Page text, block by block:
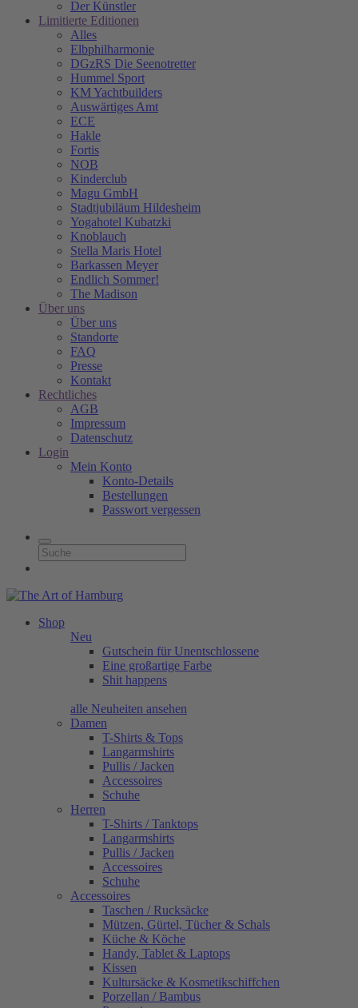
Der Künstler
Limitierte Editionen
Alles
Elbphilharmonie
DGzRS Die Seenotretter
Hummel Sport
KM Yachtbuilders
Auswärtiges Amt
ECE
Hakle
Fortis
NOB
Kinderclub
Magu GmbH
Stadtjubiläum Hildesheim
Yogahotel Kubatzki
Knoblauch
Stella Maris Hotel
Barkassen Meyer
Endlich Sommer!
The Madison
Über uns
Über uns
Standorte
FAQ
Presse
Kontakt
Rechtliches
AGB
Impressum
Datenschutz
Login
Mein Konto
Konto-Details
Bestellungen
Passwort vergessen
Shop
Neu
Gutschein für Unentschlossene
Eine großartige Farbe
Shit happens
alle Neuheiten ansehen
Damen
T-Shirts & Tops
Langarmshirts
Pullis / Jacken
Accessoires
Schuhe
Herren
T-Shirts / Tanktops
Langarmshirts
Pullis / Jacken
Accessoires
Schuhe
Accessoires
Taschen / Rucksäcke
Mützen, Gürtel, Tücher & Schals
Küche & Köche
Handy, Tablet & Laptops
Kissen
Kultursäcke & Kosmetikschiffchen
Porzellan / Bambus